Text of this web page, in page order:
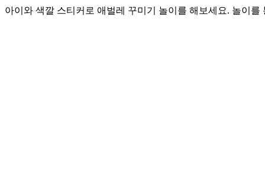
아이와 색깔 스티커로 애벌레 꾸미기 놀이를 해보세요. 놀이